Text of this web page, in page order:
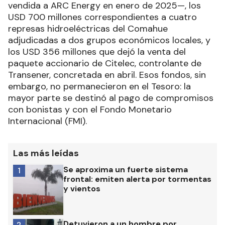
vendida a ARC Energy en enero de 2025—, los
USD 700 millones correspondientes a cuatro
represas hidroeléctricas del Comahue
adjudicadas a dos grupos económicos locales, y
los USD 356 millones que dejó la venta del
paquete accionario de Citelec, controlante de
Transener, concretada en abril. Esos fondos, sin
embargo, no permanecieron en el Tesoro: la
mayor parte se destinó al pago de compromisos
con bonistas y con el Fondo Monetario
Internacional (FMI).
Las más leídas
Se aproxima un fuerte sistema
frontal: emiten alerta por tormentas
y vientos
1